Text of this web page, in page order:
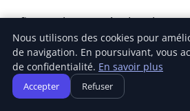
Enfin, Sarah, engagée dans le
« Les subventions pour les
m’ont permis de démarrer sans
qui accompagne souvent le
Nous utilisons des cookies pour
de navigation. En poursuivant, vous
de confidentialité. En savoir plus
Accepter Refuser